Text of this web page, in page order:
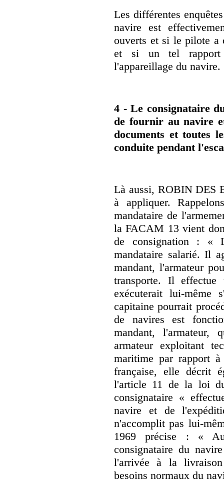
Les différentes
navire est
ouverts et si le pilote a
et si un tel rapport
l'appareillage du navire.
4 - Le consignataire
de fournir au navire
documents et toutes
conduite pendant
Là aussi, ROBIN DES
à appliquer.
mandataire de
la FACAM 13 vient
de consignation : «
mandataire salarié. Il
mandant, l'armateur
transporte. Il effectue
exécuterait lui-
capitaine pourrait
de navires est
mandant, l'armateur,
armateur exploitant
maritime par rapport
française, elle décrit
l'article 11 de la loi
consignataire «
navire et de
n'accomplit pas lui-
1969 précise : «
consignataire du
l'arrivée à la
besoins normaux du